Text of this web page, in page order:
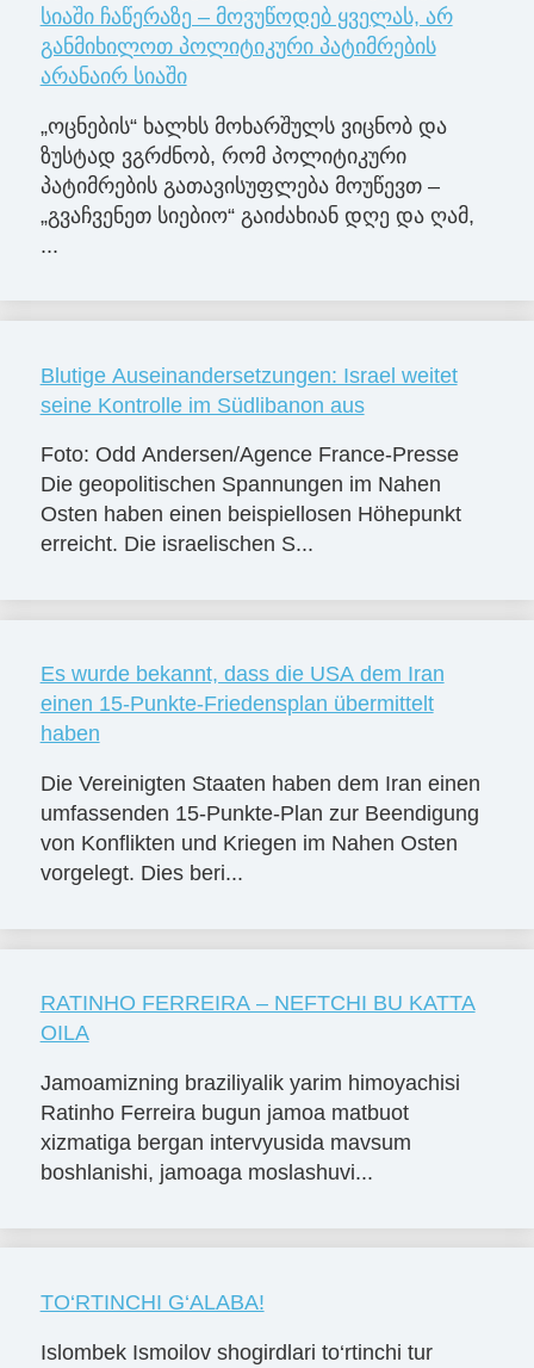
სიაში ჩაწერაზე – მოვუწოდებ ყველას, არ
განმიხილოთ პოლიტიკური პატიმრების
არანაირ სიაში
„ოცნების“ ხალხს მოხარშულს ვიცნობ და
ზუსტად ვგრძნობ, რომ პოლიტიკური
პატიმრების გათავისუფლება მოუწევთ –
„გვაჩვენეთ სიებიო“ გაიძახიან დღე და ღამ,
...
Blutige Auseinandersetzungen: Israel weitet
seine Kontrolle im Südlibanon aus
Foto: Odd Andersen/Agence France-Presse
Die geopolitischen Spannungen im Nahen
Osten haben einen beispiellosen Höhepunkt
erreicht. Die israelischen S...
Es wurde bekannt, dass die USA dem Iran
einen 15-Punkte-Friedensplan übermittelt
haben
Die Vereinigten Staaten haben dem Iran einen
umfassenden 15-Punkte-Plan zur Beendigung
von Konflikten und Kriegen im Nahen Osten
vorgelegt. Dies beri...
RATINHO FERREIRA – NEFTCHI BU KATTA
OILA
Jamoamizning braziliyalik yarim himoyachisi
Ratinho Ferreira bugun jamoa matbuot
xizmatiga bergan intervyusida mavsum
boshlanishi, jamoaga moslashuvi...
TO‘RTINCHI G‘ALABA!
Islombek Ismoilov shogirdlari to‘rtinchi tur